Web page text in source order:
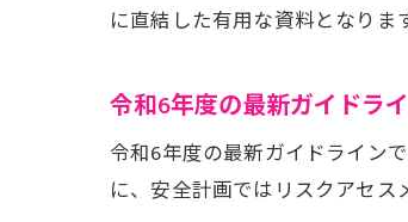
に直結した有用な資料となりま
令和6年度の最新ガイドラ
令和6年度の最新ガイドライン
に、安全計画ではリスクアセス